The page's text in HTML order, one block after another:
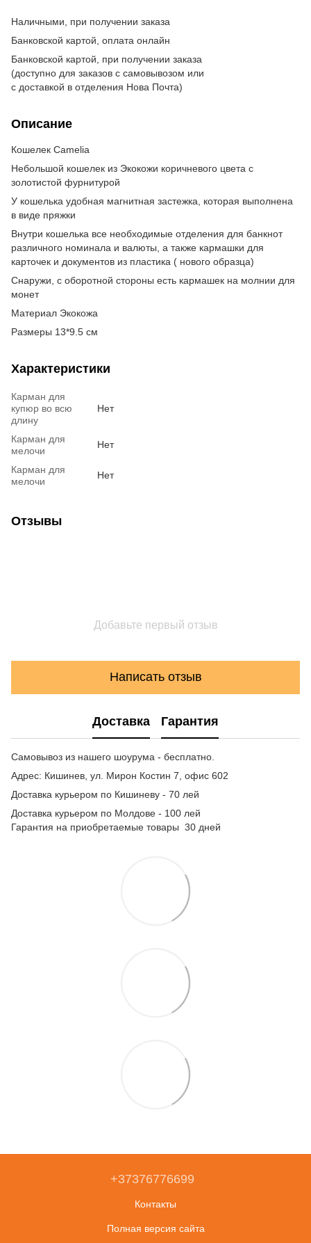
Наличными, при получении заказа
Банковской картой, оплата онлайн
Банковской картой, при получении заказа
(доступно для заказов с самовывозом или
с доставкой в отделения Нова Почта)
Описание
Кошелек Camelia
Небольшой кошелек из Экокожи коричневого цвета с
золотистой фурнитурой
У кошелька удобная магнитная застежка, которая выполнена
в виде пряжки
Внутри кошелька все необходимые отделения для банкнот
различного номинала и валюты, а также кармашки для
карточек и документов из пластика ( нового образца)
Снаружи, с оборотной стороны есть кармашек на молнии для
монет
Материал Экокожа
Размеры 13*9.5 см
Характеристики
Карман для
купюр во всю
длину
Нет
Карман для
мелочи
Нет
Карман для
мелочи
Нет
Отзывы
Добавьте первый отзыв
Написать отзыв
Доставка Гарантия
Самовывоз из нашего шоурума - бесплатно.
Адрес: Кишинев, ул. Мирон Костин 7, офис 602
Доставка курьером по Кишиневу - 70 лей
Доставка курьером по Молдове - 100 лей
Гарантия на приобретаемые товары 30 дней
+37376776699
Контакты
Полная версия сайта